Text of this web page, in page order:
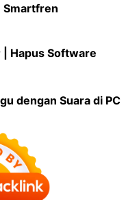
Smartfren
Hapus Software
dengan Suara di PC